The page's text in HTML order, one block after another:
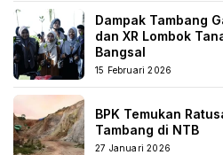
Dampak Tambang
dan XR Lombok
Bangsal
15 Februari 2026
BPK Temukan
Tambang di NTB
27 Januari 2026